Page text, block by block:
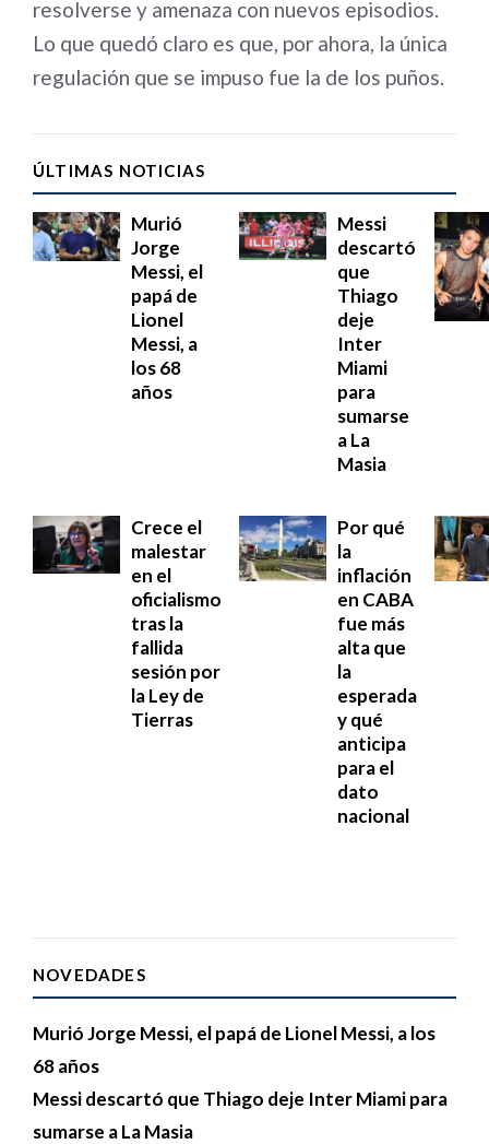
resolverse y amenaza con nuevos episodios.
Lo que quedó claro es que, por ahora, la única
regulación que se impuso fue la de los puños.
ÚLTIMAS NOTICIAS
Murió
Jorge
Messi, el
papá de
Lionel
Messi, a
los 68
años
Messi
descartó
que
Thiago
deje
Inter
Miami
para
sumarse
a La
Masia
Crece el
malestar
en el
oficialismo
tras la
fallida
sesión por
la Ley de
Tierras
Por qué
la
inflación
en CABA
fue más
alta que
la
esperada
y qué
anticipa
para el
dato
nacional
NOVEDADES
Murió Jorge Messi, el papá de Lionel Messi, a los
68 años
Messi descartó que Thiago deje Inter Miami para
sumarse a La Masia